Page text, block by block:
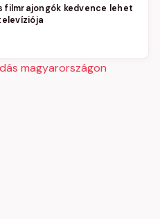
filmrajongók kedvence lehet